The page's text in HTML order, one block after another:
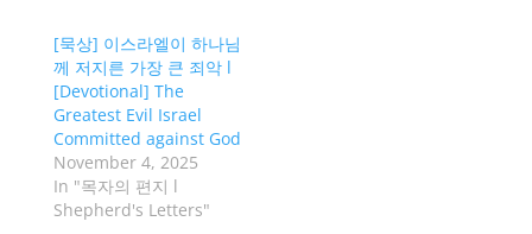
[묵상] 이스라엘이 하나님
께 저지른 가장 큰 죄악 l
[Devotional] The
Greatest Evil Israel
Committed against God
November 4, 2025
In "목자의 편지 l
Shepherd's Letters"